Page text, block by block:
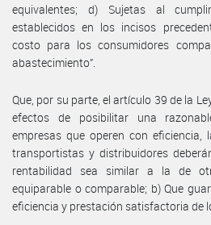
equivalentes; d) Sujetas al
establecidos en los incisos
costo para los consumidores
abastecimiento”.
Que, por su parte, el artículo 39 de la
efectos de posibilitar una
empresas que operen con
transportistas y distribuidores
rentabilidad sea similar a la de
equiparable o comparable; b) Que
eficiencia y prestación satisfactoria de